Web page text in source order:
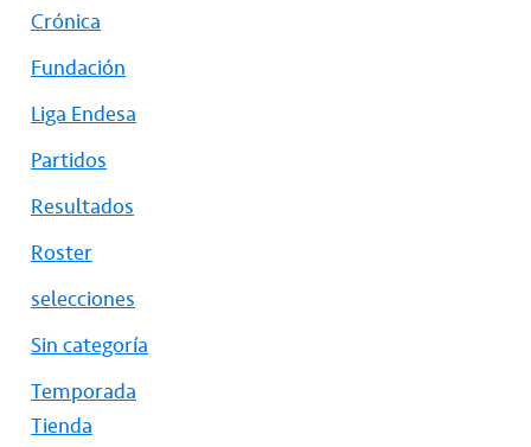
Crónica
Fundación
Liga Endesa
Partidos
Resultados
Roster
selecciones
Sin categoría
Temporada
Tienda